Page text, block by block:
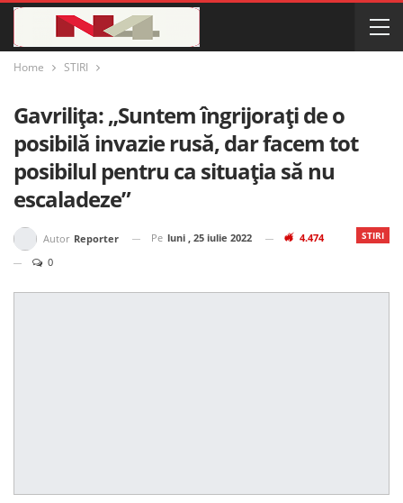
Home STIRI
Gavrilița: „Suntem îngrijorați de o
posibilă invazie rusă, dar facem tot
posibilul pentru ca situația să nu
escaladeze”
STIRI
Autor Reporter Pe luni , 25 iulie 2022
4.474
0